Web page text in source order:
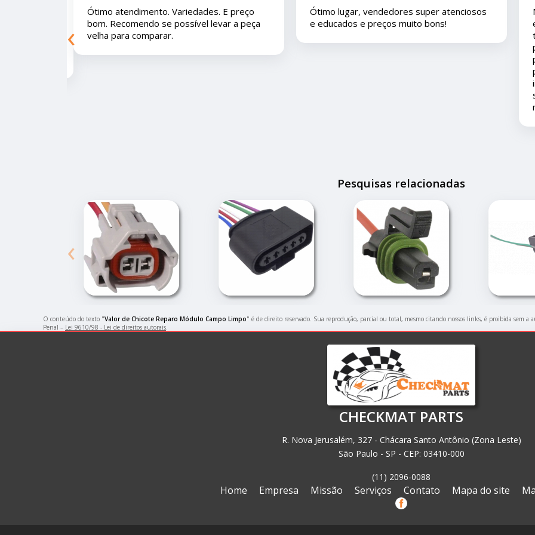
Ótimo lugar, vendedores super atenciosos
e educados e preços muito bons!
Nos compramos uma peça para o carro com
eles pelo mercado livre e viajamos pouco
problema é eles nos deram todo o suporte
‹
Pesquisas relacionadas
‹
O conteúdo do texto "Valor de Chicote Reparo Módulo Campo Limpo" é de direito reservado. Sua reprodução, parcial ou total, mesmo citando nossos links, é proibida sem
Penal – Lei 9610/98 - Lei de direitos autorais
CHECKMAT PARTS
R. Nova Jerusalém, 327 - Chácara Santo Antônio (Zona Leste)
São Paulo - SP - CEP: 03410-000
(11) 2096-0088
Home Empresa Missão Serviços Contato Mapa do site